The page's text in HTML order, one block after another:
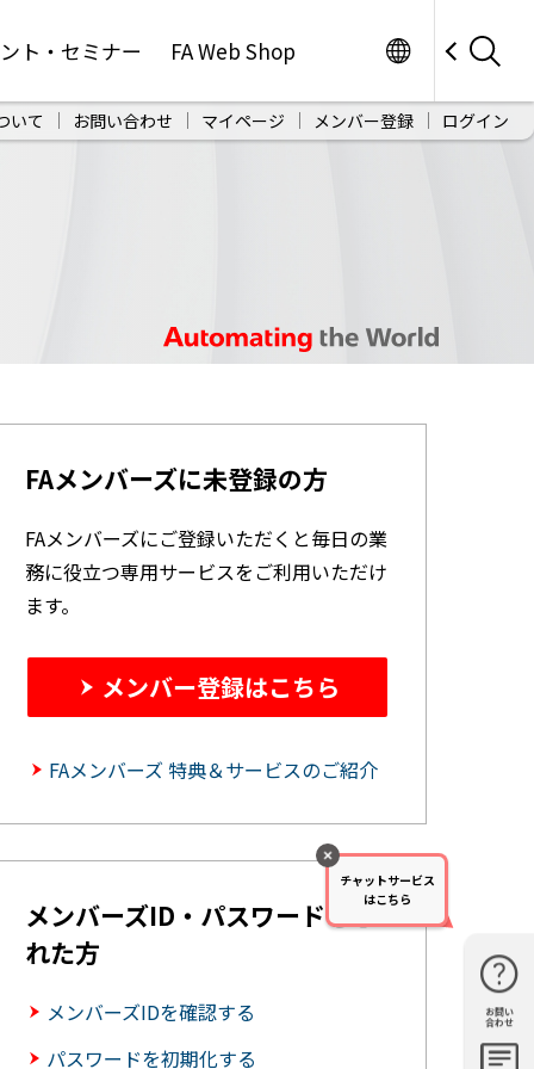
ト・セミナー FA Web Shop
いて お問い合わせ マイページ メンバー登録 ログイン
お問い
合わせ
購入・見
仕様・機
FAメンバーズに未登録の方
FAメンバーズにご登録いただくと毎日の業
務に役立つ専用サービスをご利用いただけ
ます。
メンバー登録はこちら
FAメンバーズ 特典＆サービスのご紹介
メンバーズID・パスワードを忘
れた方
メンバーズIDを確認する
パスワードを初期化する
チャットサービス
はこちら